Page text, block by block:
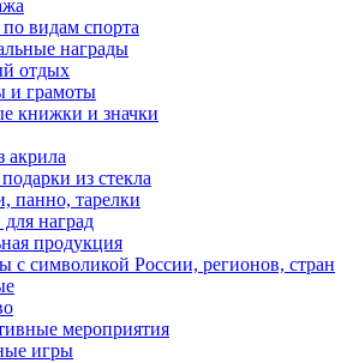
видам спорта
награды
отдых
и грамоты
книжки и значки
акрила
из стекла
панно, тарелки
наград
продукция
с символикой России, регионов, стран
мероприятия
игры